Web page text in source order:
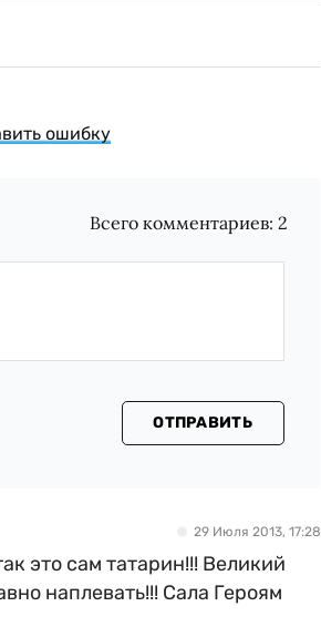
ошибку
Всего комментариев:2
ОТПРАВИТЬ
29 Июля 2013, 17:28
это сам татарин!!! Великий
наплевать!!! Сала Героям